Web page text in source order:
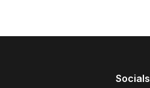
Socials